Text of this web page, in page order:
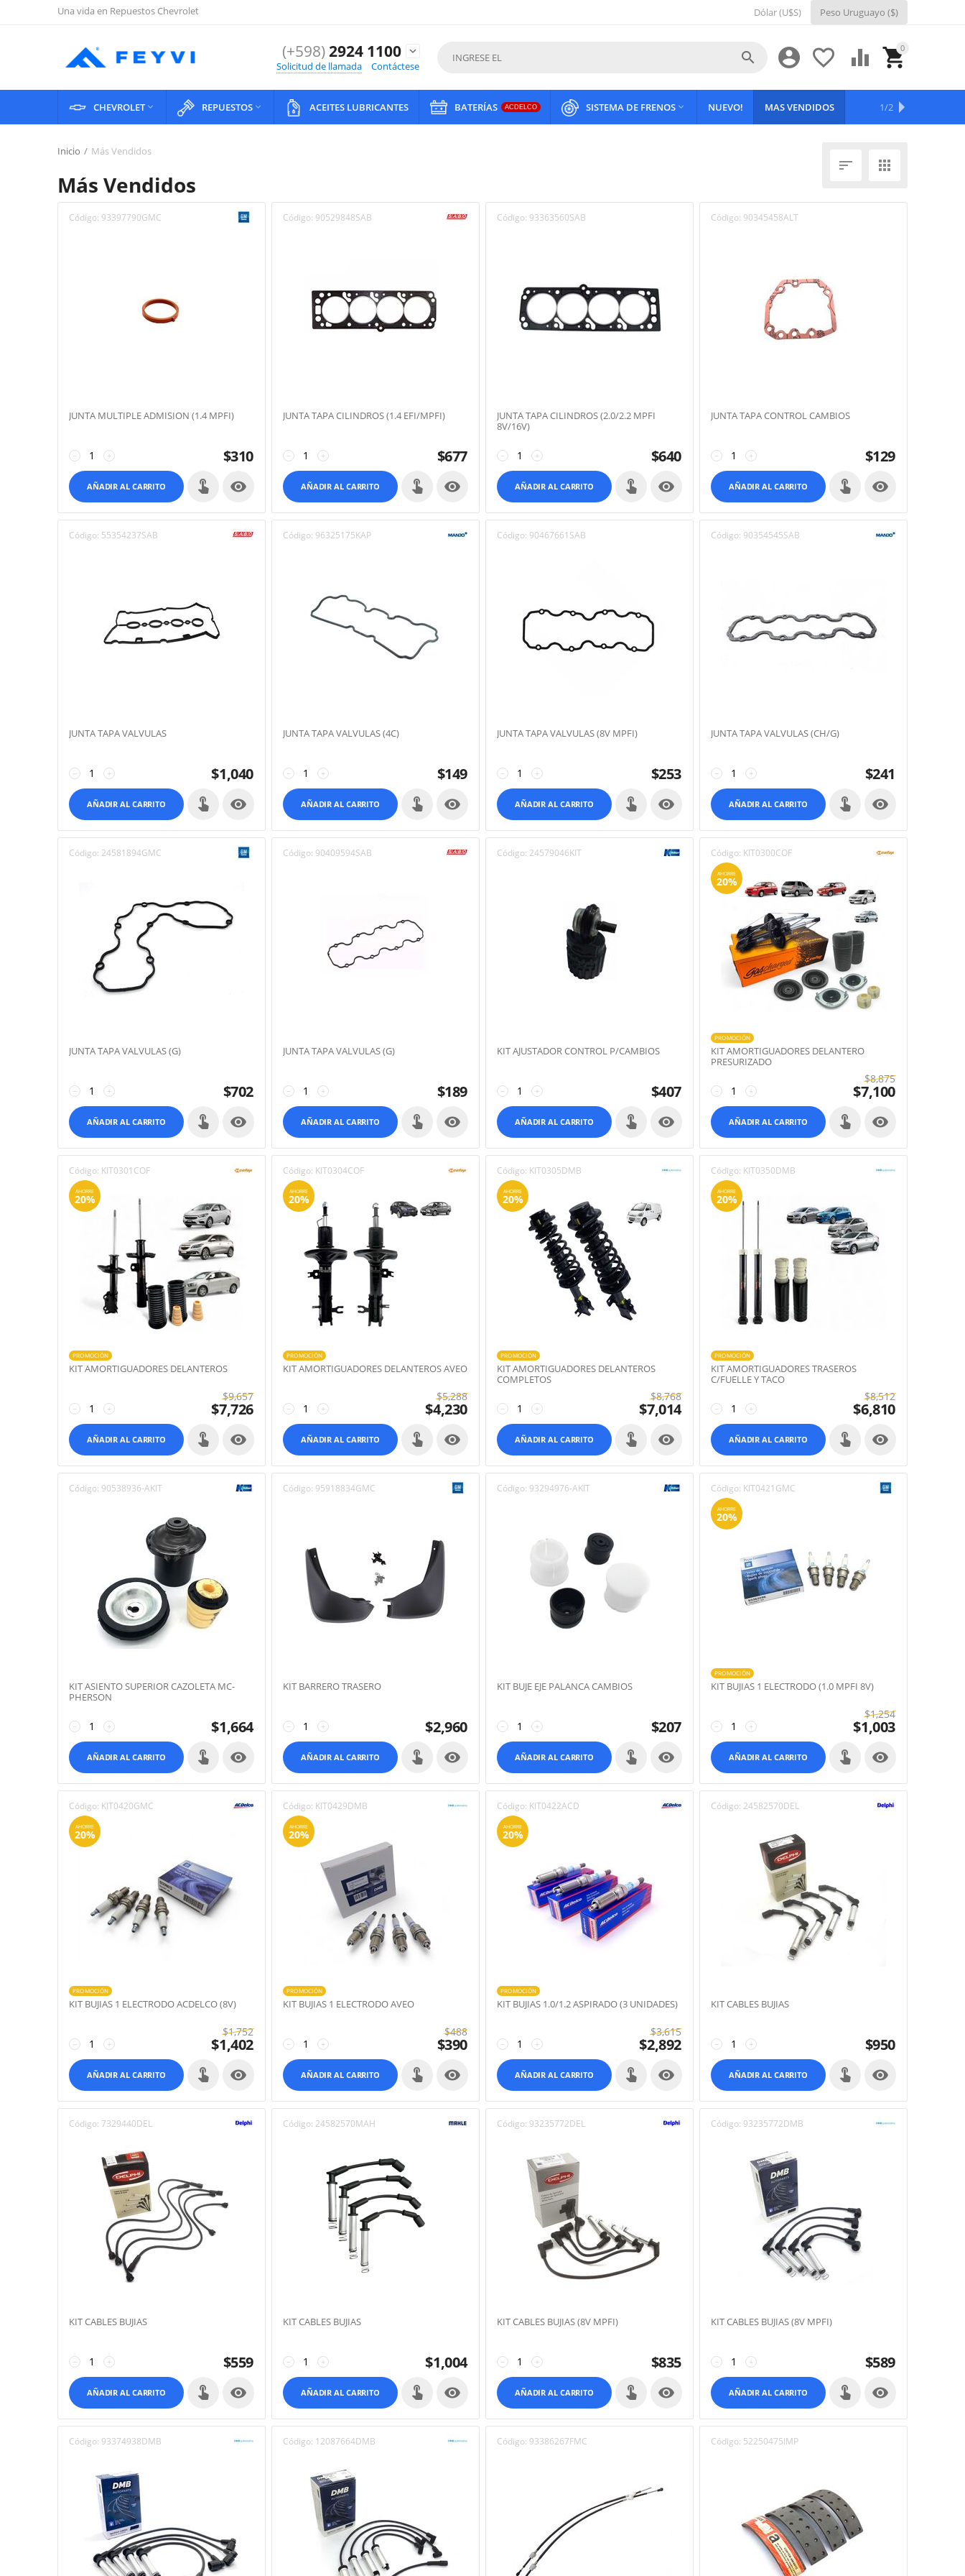
Una vida en Repuestos Chevrolet Dólar (U$S) Peso Uruguayo ($)
(+598)2924 1100
expand_more
Solicitud de llamada
Contáctese
0

 


CHEVROLET REPUESTOS  ACEITES LUBRICANTES BATERÍAS ACDELCO SISTEMA DE FRENOS  NUEVO! MAS VENDIDOS OFERTAS
1/2
Inicio / Más Vendidos
Más Vendidos
 
Código: 93397790GMC
JUNTA MULTIPLE ADMISION (1.4 MPFI)
+
− $310
AÑADIR AL CARRITO 
Código: 90529848SAB
JUNTA TAPA CILINDROS (1.4 EFI/MPFI)
+
− $677
AÑADIR AL CARRITO 
Código: 93363560SAB
JUNTA TAPA CILINDROS (2.0/2.2 MPFI
8V/16V)
+
− $640
AÑADIR AL CARRITO 
Código: 90345458ALT
JUNTA TAPA CONTROL CAMBIOS
+
− $129
AÑADIR AL CARRITO 
Código: 55354237SAB
JUNTA TAPA VALVULAS
+
− $1,040
AÑADIR AL CARRITO 
Código: 96325175KAP
JUNTA TAPA VALVULAS (4C)
+
− $149
AÑADIR AL CARRITO 
Código: 90467661SAB
JUNTA TAPA VALVULAS (8V MPFI)
+
− $253
AÑADIR AL CARRITO 
Código: 90354545SAB
JUNTA TAPA VALVULAS (CH/G)
+
− $241
AÑADIR AL CARRITO 
Código: 24581894GMC
JUNTA TAPA VALVULAS (G)
+
− $702
AÑADIR AL CARRITO 
Código: 90409594SAB
JUNTA TAPA VALVULAS (G)
+
− $189
AÑADIR AL CARRITO 
Código: 24579046KIT
KIT AJUSTADOR CONTROL P/CAMBIOS
+
− $407
AÑADIR AL CARRITO 
Código: KIT0300COF
AHORRE
20%
PROMOCIÓN
KIT AMORTIGUADORES DELANTERO
PRESURIZADO
+
−
$8,875
$7,100
AÑADIR AL CARRITO 
Código: KIT0301COF
AHORRE
20%
PROMOCIÓN
KIT AMORTIGUADORES DELANTEROS
+
−
$9,657
$7,726
AÑADIR AL CARRITO 
Código: KIT0304COF
AHORRE
20%
PROMOCIÓN
KIT AMORTIGUADORES DELANTEROS AVEO
+
−
$5,288
$4,230
AÑADIR AL CARRITO 
Código: KIT0305DMB
AHORRE
20%
PROMOCIÓN
KIT AMORTIGUADORES DELANTEROS
COMPLETOS
+
−
$8,768
$7,014
AÑADIR AL CARRITO 
Código: KIT0350DMB
AHORRE
20%
PROMOCIÓN
KIT AMORTIGUADORES TRASEROS
C/FUELLE Y TACO
+
−
$8,512
$6,810
AÑADIR AL CARRITO 
Código: 90538936-AKIT
KIT ASIENTO SUPERIOR CAZOLETA MC-
PHERSON
+
− $1,664
AÑADIR AL CARRITO 
Código: 95918834GMC
KIT BARRERO TRASERO
+
− $2,960
AÑADIR AL CARRITO 
Código: 93294976-AKIT
KIT BUJE EJE PALANCA CAMBIOS
+
− $207
AÑADIR AL CARRITO 
Código: KIT0421GMC
AHORRE
20%
PROMOCIÓN
KIT BUJIAS 1 ELECTRODO (1.0 MPFI 8V)
+
−
$1,254
$1,003
AÑADIR AL CARRITO 
Código: KIT0420GMC
AHORRE
20%
PROMOCIÓN
KIT BUJIAS 1 ELECTRODO ACDELCO (8V)
+
−
$1,752
$1,402
AÑADIR AL CARRITO 
Código: KIT0429DMB
AHORRE
20%
PROMOCIÓN
KIT BUJIAS 1 ELECTRODO AVEO
+
−
$488
$390
AÑADIR AL CARRITO 
Código: KIT0422ACD
AHORRE
20%
PROMOCIÓN
KIT BUJIAS 1.0/1.2 ASPIRADO (3 UNIDADES)
+
−
$3,615
$2,892
AÑADIR AL CARRITO 
Código: 24582570DEL
KIT CABLES BUJIAS
+
− $950
AÑADIR AL CARRITO 
Código: 7329440DEL
KIT CABLES BUJIAS
+
− $559
AÑADIR AL CARRITO 
Código: 24582570MAH
KIT CABLES BUJIAS
+
− $1,004
AÑADIR AL CARRITO 
Código: 93235772DEL
KIT CABLES BUJIAS (8V MPFI)
+
− $835
AÑADIR AL CARRITO 
Código: 93235772DMB
KIT CABLES BUJIAS (8V MPFI)
+
− $589
AÑADIR AL CARRITO 
Código: 93374938DMB Código: 12087664DMB Código: 93386267FMC Código: 52250475IMP